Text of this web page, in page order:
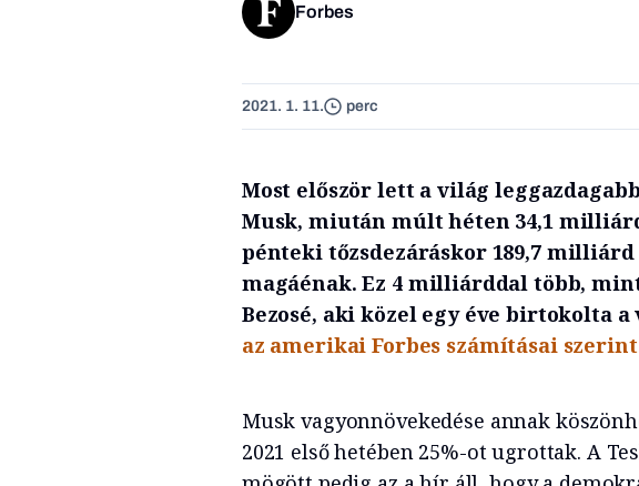
Forbes
2021. 1. 11. perc
Most először lett a világ
Musk, miután múlt héten 34,1
pénteki tőzsdezáráskor 189,7
magáénak. Ez 4 milliárddal több,
Bezosé, aki közel egy éve birtokolta
az amerikai Forbes számításai
Musk vagyonnövekedése annak
2021 első hetében 25%-ot ugrottak. A